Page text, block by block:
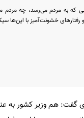
که به مردم می‌رسد، چه مردم
رفتارهای خشونت‌آمیز با این‌ها
گفت: هم وزیر کشور به